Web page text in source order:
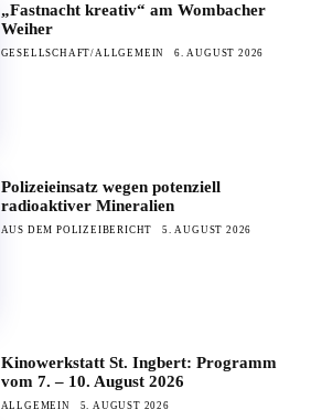
„Fastnacht kreativ“ am Wombacher
Weiher
GESELLSCHAFT/ALLGEMEIN 6. AUGUST 2026
Polizeieinsatz wegen potenziell
radioaktiver Mineralien
AUS DEM POLIZEIBERICHT 5. AUGUST 2026
Kinowerkstatt St. Ingbert: Programm
vom 7. – 10. August 2026
ALLGEMEIN 5. AUGUST 2026